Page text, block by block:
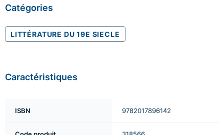
Catégories
LITTÉRATURE DU 19E SIECLE
Caractéristiques
ISBN 9782017896142